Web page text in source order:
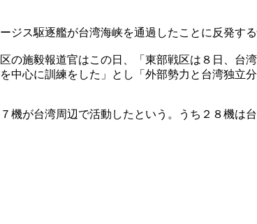
ス駆逐艦が台湾海峡を通過したことに反発す
の施毅報道官はこの日、「東部戦区は８日、台
心に訓練をした」とし「外部勢力と台湾独立
機が台湾周辺で活動したという。うち２８機は